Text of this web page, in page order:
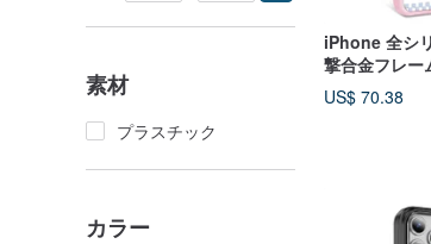
素材
プラスチック
カラー
iPhone 全シ
撃合金フレー
ミラー
フルハナマル
US$ 70.38